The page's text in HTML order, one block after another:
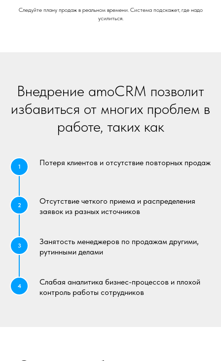
Следуйте плану продаж в реальном времени. Система подскажет, где надо
усилиться.
Внедрение amoCRM позволит
избавиться от многих проблем в
работе, таких как
1 Потеря клиентов и отсутствие повторных продаж
2
Отсутствие четкого приема и распределения
заявок из разных источников
3
Занятость менеджеров по продажам другими,
рутинными делами
4
Слабая аналитика бизнес-процессов и плохой
контроль работы сотрудников